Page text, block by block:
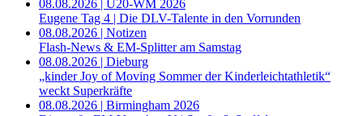
08.08.2026 | U20-WM 2026
Eugene Tag 4 | Die DLV-Talente in den Vorrunden
08.08.2026 | Notizen
Flash-News & EM-Splitter am Samstag
08.08.2026 | Dieburg
„kinder Joy of Moving Sommer der Kinderleichtathletik“
weckt Superkräfte
08.08.2026 | Birmingham 2026